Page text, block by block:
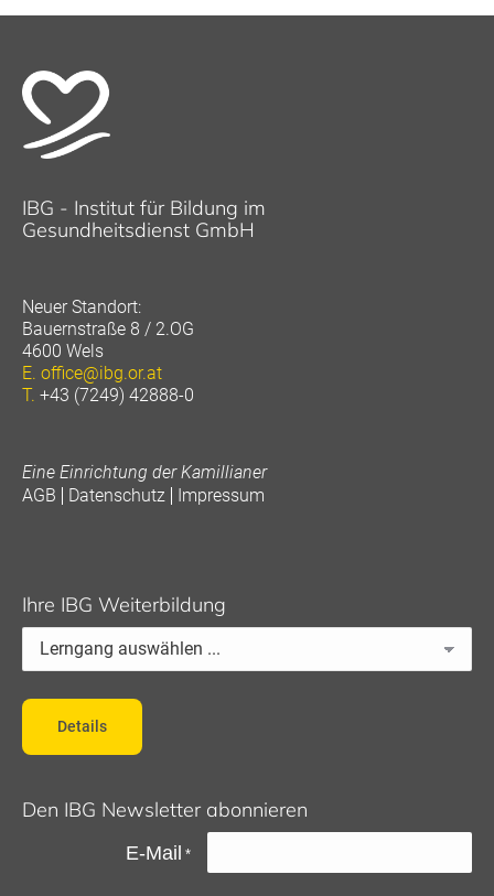
IBG - Institut für Bildung im
Gesundheitsdienst GmbH
Neuer Standort:
Bauernstraße 8 / 2.OG
4600 Wels
E. office@ibg.or.at
T. +43 (7249) 42888-0
Eine Einrichtung der Kamillianer
AGB
Datenschutz Impressum
Ihre IBG Weiterbildung
Details
Den IBG Newsletter abonnieren
E-Mail *